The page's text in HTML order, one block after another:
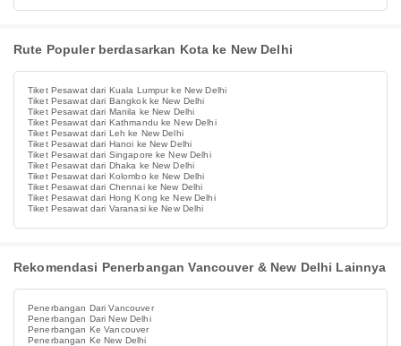
Rute Populer berdasarkan Kota ke New Delhi
Tiket Pesawat dari Kuala Lumpur ke New Delhi
Tiket Pesawat dari Bangkok ke New Delhi
Tiket Pesawat dari Manila ke New Delhi
Tiket Pesawat dari Kathmandu ke New Delhi
Tiket Pesawat dari Leh ke New Delhi
Tiket Pesawat dari Hanoi ke New Delhi
Tiket Pesawat dari Singapore ke New Delhi
Tiket Pesawat dari Dhaka ke New Delhi
Tiket Pesawat dari Kolombo ke New Delhi
Tiket Pesawat dari Chennai ke New Delhi
Tiket Pesawat dari Hong Kong ke New Delhi
Tiket Pesawat dari Varanasi ke New Delhi
Rekomendasi Penerbangan Vancouver & New Delhi Lainnya
Penerbangan Dari Vancouver
Penerbangan Dari New Delhi
Penerbangan Ke Vancouver
Penerbangan Ke New Delhi